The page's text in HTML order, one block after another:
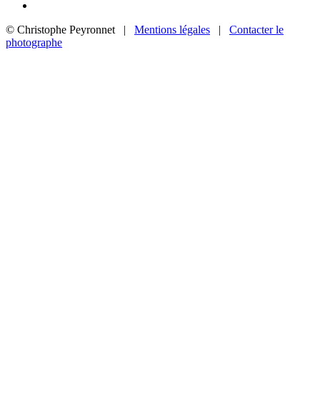
© Christophe Peyronnet | Mentions légales | Contacter le
photographe